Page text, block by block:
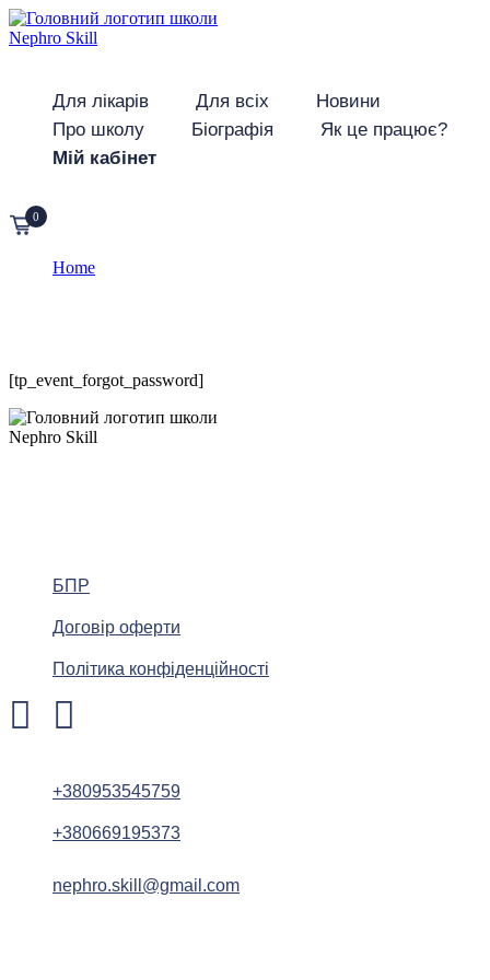
Для лікарів Для всіх
Новини
Про школу
Біографія
Як це працює?
Мій кабінет
0
Home
[tp_event_forgot_password]
БПР
Договір оферти
Політика конфіденційності
+380953545759
+380669195373
nephro.skill@gmail.com